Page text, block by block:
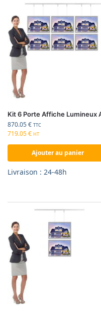
Kit 6 Porte Affiche Lumineux
870.05€ TTC
719.05€ HT
Ajouter au panier
Livraison : 24-48h